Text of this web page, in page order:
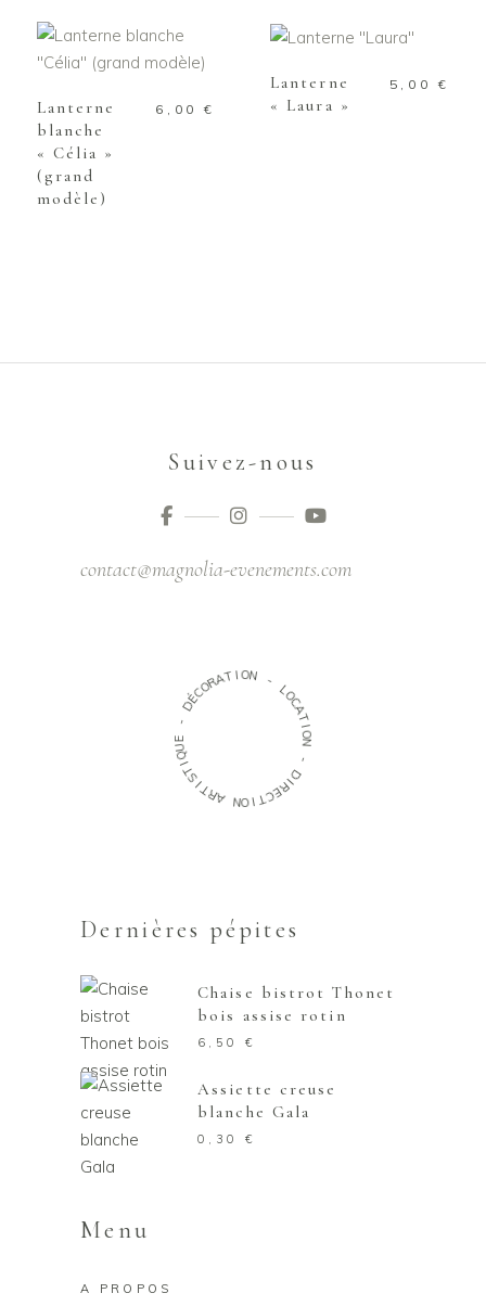
AJOUTER AU
PANIER
Lanterne
blanche
« Célia »
(grand
modèle)
6,00€
PANIER
Lanterne
« Laura »
5,00 €
Suivez-nous
contact@magnolia-evenements.com
D
ÉCORAT ION -
L
O
C
A
T
I
O
N
-
D
I
R
E
C
T
I
O
N
A
R
T
I
S
T
I
Q
U
E
-
Dernières pépites
Chaise bistrot Thonet
bois assise rotin
6,50 €
Assiette creuse
blanche Gala
0,30 €
Menu
A PROPOS